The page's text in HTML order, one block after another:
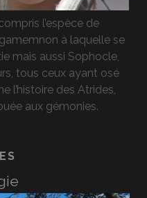
l’espèce de
à laquelle se
mais aussi Sophocle,
tous ceux ayant osé
l’histoire des Atrides,
aux gémonies.